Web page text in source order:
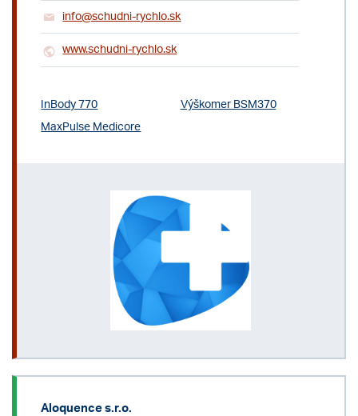
info@schudni-rychlo.sk
www.schudni-rychlo.sk
InBody 770 Výškomer BSM370
MaxPulse Medicore
Aloquence s.r.o.